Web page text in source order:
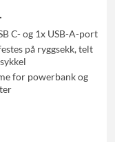
C- og 1x USB-A-port
på ryggsekk, telt
for powerbank og